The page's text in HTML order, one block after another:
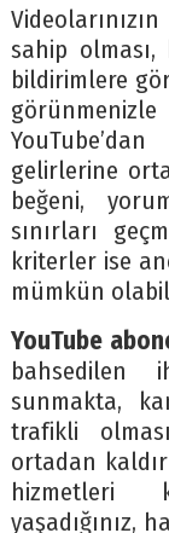
sahip
bildirimlere
gelirlerine
beğeni,
sınırları
kriterler ise
mümkün
YouTube
bahsedilen
sunmakta,
trafikli
ortadan
hizmetleri
yaşadığınız,